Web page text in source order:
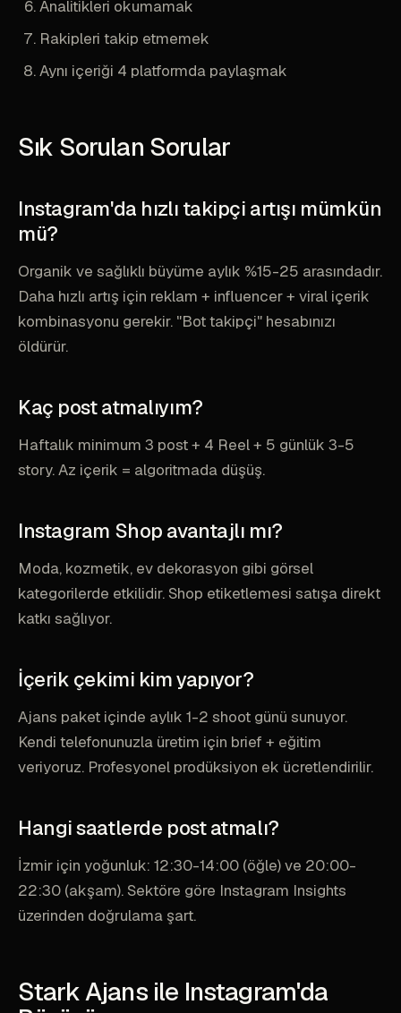
Analitikleri okumamak
Rakipleri takip etmemek
Aynı içeriği 4 platformda paylaşmak
Sık Sorulan Sorular
Instagram'da hızlı takipçi artışı mümkün
mü?
Organik ve sağlıklı büyüme aylık %15-25 arasındadır.
Daha hızlı artış için reklam + influencer + viral içerik
kombinasyonu gerekir. "Bot takipçi" hesabınızı
öldürür.
Kaç post atmalıyım?
Haftalık minimum 3 post + 4 Reel + 5 günlük 3-5
story. Az içerik = algoritmada düşüş.
Instagram Shop avantajlı mı?
Moda, kozmetik, ev dekorasyon gibi görsel
kategorilerde etkilidir. Shop etiketlemesi satışa direkt
katkı sağlıyor.
İçerik çekimi kim yapıyor?
Ajans paket içinde aylık 1-2 shoot günü sunuyor.
Kendi telefonunuzla üretim için brief + eğitim
veriyoruz. Profesyonel prodüksiyon ek ücretlendirilir.
Hangi saatlerde post atmalı?
İzmir için yoğunluk: 12:30-14:00 (öğle) ve 20:00-
22:30 (akşam). Sektöre göre Instagram Insights
üzerinden doğrulama şart.
Stark Ajans ile Instagram'da